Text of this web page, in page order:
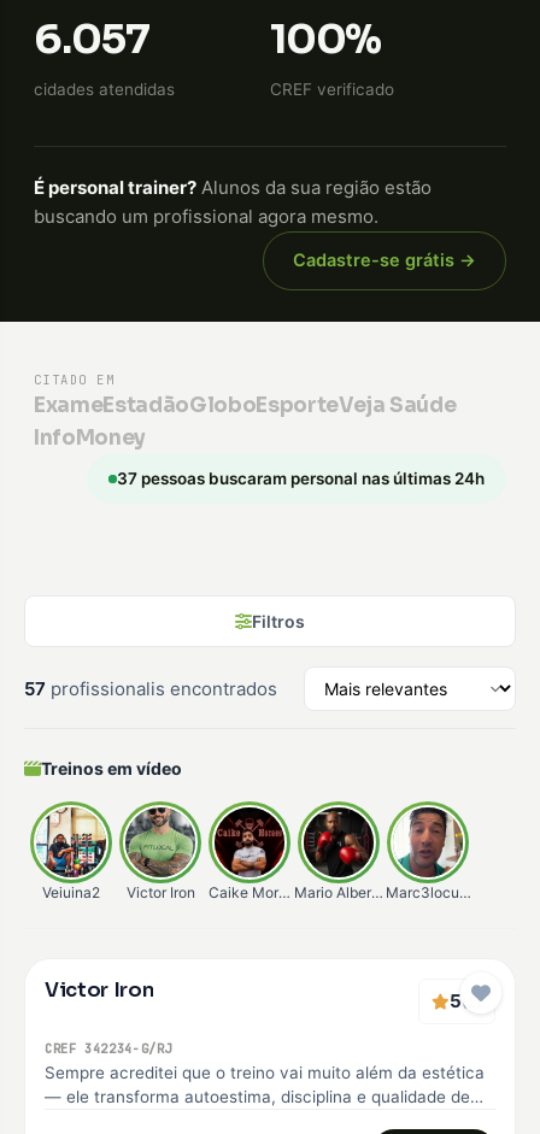
6.057
cidades atendidas
100%
CREF verificado
É personal trainer? Alunos da sua região estão
buscando um profissional agora mesmo.
Cadastre-se grátis →
CITADO EM
ExameEstadãoGloboEsporteVeja Saúde
InfoMoney
37 pessoas buscaram personal nas últimas 24h
Filtros
57 profissionalis encontrados
Treinos em vídeo
Veiuina2 Victor Iron Caike MoraesMario Alberto Marc3locunha
Premium
Victor Iron 5(2)
CREF 342234-G/RJ
Sempre acreditei que o treino vai muito além da estética
— ele transforma autoestima, disciplina e qualidade de